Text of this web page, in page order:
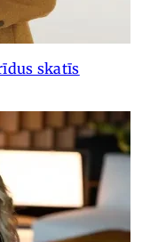
skatīs